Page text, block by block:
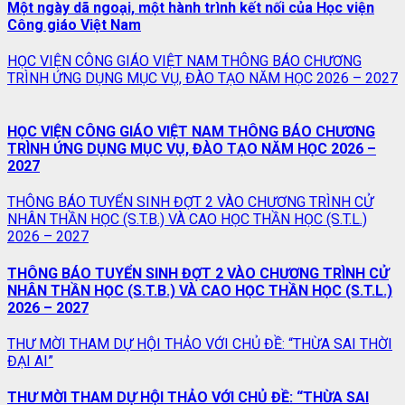
Một ngày dã ngoại, một hành trình kết nối của Học viện
Công giáo Việt Nam
HỌC VIỆN CÔNG GIÁO VIỆT NAM THÔNG BÁO CHƯƠNG
TRÌNH ỨNG DỤNG MỤC VỤ, ĐÀO TẠO NĂM HỌC 2026 – 2027
HỌC VIỆN CÔNG GIÁO VIỆT NAM THÔNG BÁO CHƯƠNG
TRÌNH ỨNG DỤNG MỤC VỤ, ĐÀO TẠO NĂM HỌC 2026 –
2027
THÔNG BÁO TUYỂN SINH ĐỢT 2 VÀO CHƯƠNG TRÌNH CỬ
NHÂN THẦN HỌC (S.T.B.) VÀ CAO HỌC THẦN HỌC (S.T.L.)
2026 – 2027
THÔNG BÁO TUYỂN SINH ĐỢT 2 VÀO CHƯƠNG TRÌNH CỬ
NHÂN THẦN HỌC (S.T.B.) VÀ CAO HỌC THẦN HỌC (S.T.L.)
2026 – 2027
THƯ MỜI THAM DỰ HỘI THẢO VỚI CHỦ ĐỀ: “THỪA SAI THỜI
ĐẠI AI”
THƯ MỜI THAM DỰ HỘI THẢO VỚI CHỦ ĐỀ: “THỪA SAI